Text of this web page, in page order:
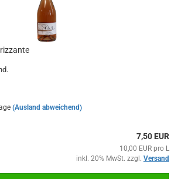
(Ausland abweichend)
7,50 EUR
10,00 EUR pro L
inkl. 20% MwSt. zzgl. Versand